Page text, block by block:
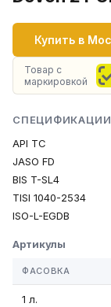
Купить в
Товар с
маркировкой
СПЕЦИФИКАЦИИ
API TC
JASO FD
BIS T-SL4
TISI 1040-2534
ISO-L-EGDB
Артикулы
ФАСОВКА
1 л.